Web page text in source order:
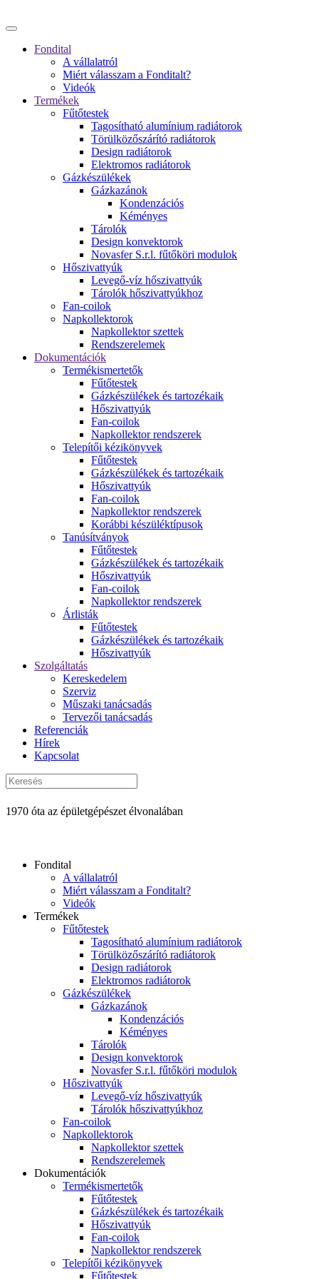
Fondital
A vállalatról
Miért válasszam a Fonditalt?
Videók
Termékek
Fűtőtestek
Tagosítható alumínium radiátorok
Törülközőszárító radiátorok
Design radiátorok
Elektromos radiátorok
Gázkészülékek
Gázkazánok
Kondenzációs
Kéményes
Tárolók
Design konvektorok
Novasfer S.r.l. fűtőköri modulok
Hőszivattyúk
Levegő-víz hőszivattyúk
Tárolók hőszivattyúkhoz
Fan-coilok
Napkollektorok
Napkollektor szettek
Rendszerelemek
Dokumentációk
Termékismertetők
Fűtőtestek
Gázkészülékek és tartozékaik
Hőszivattyúk
Fan-coilok
Napkollektor rendszerek
Telepítői kézikönyvek
Fűtőtestek
Gázkészülékek és tartozékaik
Hőszivattyúk
Fan-coilok
Napkollektor rendszerek
Korábbi készüléktípusok
Tanúsítványok
Fűtőtestek
Gázkészülékek és tartozékaik
Hőszivattyúk
Fan-coilok
Napkollektor rendszerek
Árlisták
Fűtőtestek
Gázkészülékek és tartozékaik
Hőszivattyúk
Szolgáltatás
Kereskedelem
Szerviz
Műszaki tanácsadás
Tervezői tanácsadás
Referenciák
Hírek
Kapcsolat
1970 óta az épületgépészet élvonalában
Fondital
A vállalatról
Miért válasszam a Fonditalt?
Videók
Termékek
Fűtőtestek
Tagosítható alumínium radiátorok
Törülközőszárító radiátorok
Design radiátorok
Elektromos radiátorok
Gázkészülékek
Gázkazánok
Kondenzációs
Kéményes
Tárolók
Design konvektorok
Novasfer S.r.l. fűtőköri modulok
Hőszivattyúk
Levegő-víz hőszivattyúk
Tárolók hőszivattyúkhoz
Fan-coilok
Napkollektorok
Napkollektor szettek
Rendszerelemek
Dokumentációk
Termékismertetők
Fűtőtestek
Gázkészülékek és tartozékaik
Hőszivattyúk
Fan-coilok
Napkollektor rendszerek
Telepítői kézikönyvek
Fűtőtestek